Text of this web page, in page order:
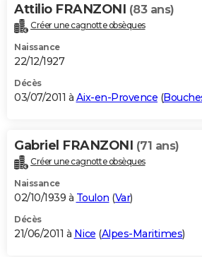
Attilio FRANZONI (83 ans)
Créer une cagnotte obsèques
Naissance
22/12/1927
Décès
03/07/2011 à Aix-en-Provence (
Gabriel FRANZONI (71 ans)
Créer une cagnotte obsèques
Naissance
02/10/1939 à Toulon (Var)
Décès
21/06/2011 à Nice (Alpes-Maritimes)